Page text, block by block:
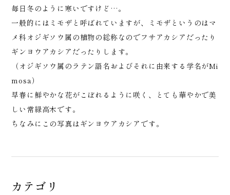
毎日冬のように寒いですけど…。
一般的にはミモザと呼ばれていますが、ミモザというのはマ
メ科オジギソウ属の植物の総称なのでフサアカシアだったり
ギンヨウアカシアだったりします。
（オジギソウ属のラテン語名およびそれに由来する学名がMi
mosa）
早春に鮮やかな花がこぼれるように咲く、とても華やかで美
しい常緑高木です。
ちなみにこの写真はギンヨウアカシアです。
カテゴリ